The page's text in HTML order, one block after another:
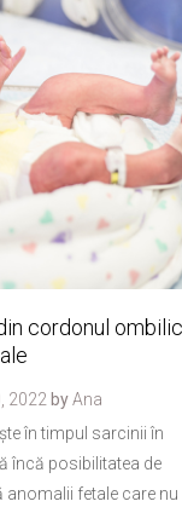
cordonul
2022 byAna
în timpul sarcinii în
încă posibilitatea de
anomalii fetale care